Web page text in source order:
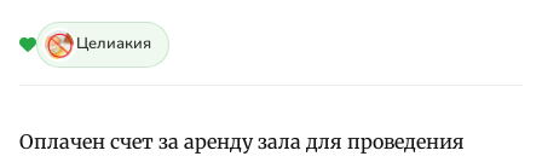
Целиакия
Оплачен счет за аренду зала для проведения